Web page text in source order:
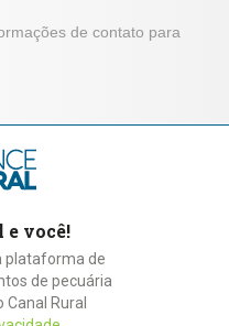
de contato para
e você!
plataforma de
de pecuária
Rural